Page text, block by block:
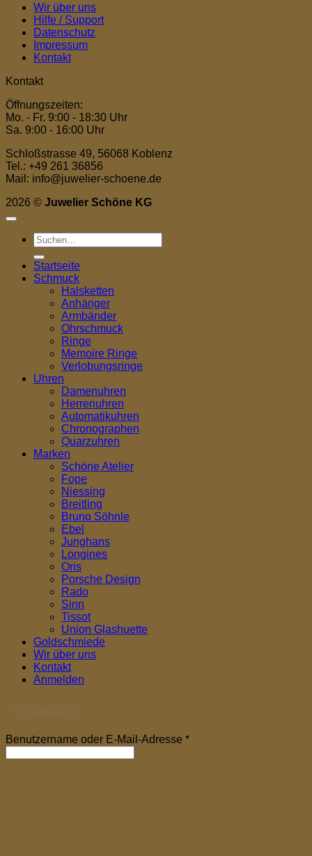
Wir über uns
Hilfe / Support
Datenschutz
Impressum
Kontakt
Kontakt
Öffnungszeiten:
Mo. - Fr. 9:00 - 18:30 Uhr
Sa. 9:00 - 16:00 Uhr
Schloßstrasse 49, 56068 Koblenz
Tel.: +49 261 36856
Mail: info@juwelier-schoene.de
2026 © Juwelier Schöne KG
Suchen
nach:
Startseite
Schmuck
Halsketten
Anhänger
Armbänder
Ohrschmuck
Ringe
Memoire Ringe
Verlobungsringe
Uhren
Damenuhren
Herrenuhren
Automatikuhren
Chronographen
Quarzuhren
Marken
Schöne Atelier
Fope
Niessing
Breitling
Bruno Söhnle
Ebel
Junghans
Longines
Oris
Porsche Design
Rado
Sinn
Tissot
Union Glashuette
Goldschmiede
Wir über uns
Kontakt
Anmelden
Benutzername oder E-Mail-Adresse *Erforderlich